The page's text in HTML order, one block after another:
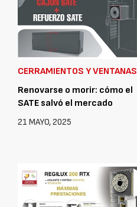
CERRAMIENTOS Y VENTANAS
Renovarse o morir: cómo el
SATE salvó el mercado
21 MAYO, 2025